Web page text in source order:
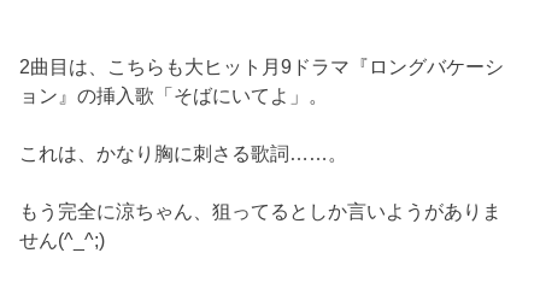
2曲目は、こちらも大ヒット月9ドラマ『ロングバケーシ
ョン』の挿入歌「そばにいてよ」。
これは、かなり胸に刺さる歌詞……。
もう完全に涼ちゃん、狙ってるとしか言いようがありま
せん(^_^;)